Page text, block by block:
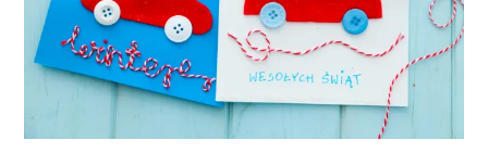
Y
r
o
b